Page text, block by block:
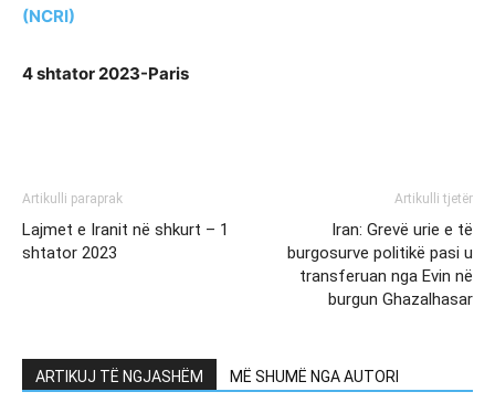
(NCRI)
4 shtator 2023-Paris
Artikulli paraprak
Lajmet e Iranit në shkurt – 1
shtator 2023
Artikulli tjetër
Iran: Grevë urie e të
burgosurve politikë pasi u
transferuan nga Evin në
burgun Ghazalhasar
ARTIKUJ TË NGJASHËM MË SHUMË NGA AUTORI